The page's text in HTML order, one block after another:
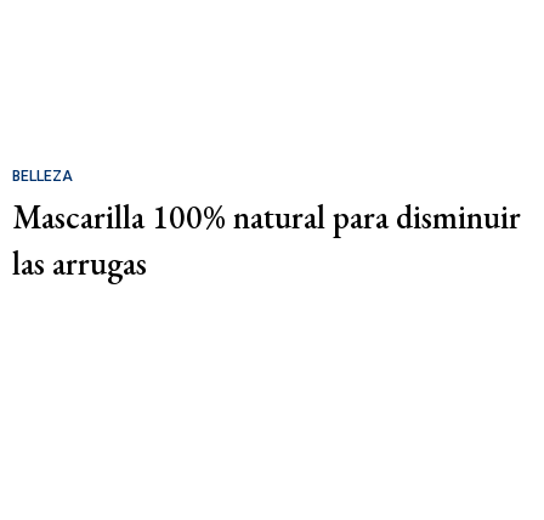
BELLEZA
Mascarilla 100% natural para disminuir
las arrugas